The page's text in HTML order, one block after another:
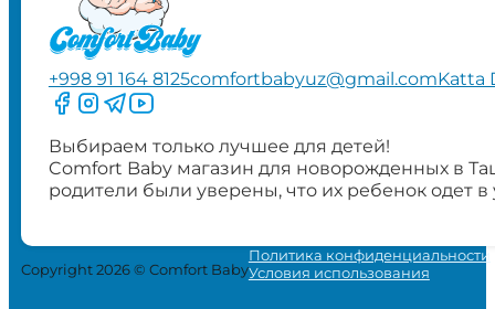
+998 91 164 8125comfortbabyuz@gmail.comKatta
Следите за нами на Facebook
Следите за нами в Instagram
Следите за нами в Telegram
Следите за нами в YouTube
Выбираем только лучшее для детей!
Comfort Baby магазин для новорожденных в
родители были уверены, что их ребенок одет
Copyright 2026 © Comfort Baby
Политика конфиденциальности
Условия использования